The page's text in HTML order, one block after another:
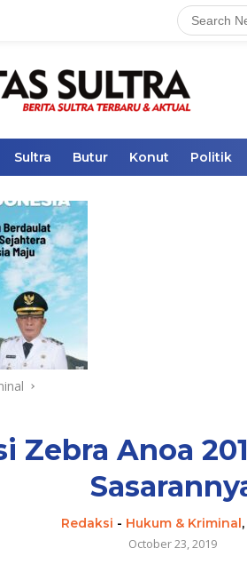
Sultra Butur Konut Politik
Zebra Anoa
Redaksi - Hukum & Kriminal,
October 23, 2019